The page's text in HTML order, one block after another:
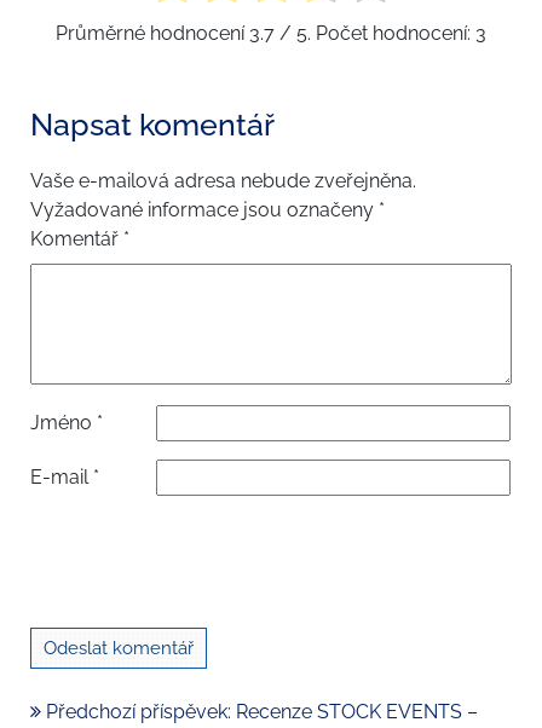
Průměrné hodnocení 3.7 / 5. Počet hodnocení: 3
Napsat komentář
Vaše e-mailová adresa nebude zveřejněna.
Vyžadované informace jsou označeny *
Komentář *
Jméno *
E-mail *
Předchozí příspěvek: Recenze STOCK EVENTS –